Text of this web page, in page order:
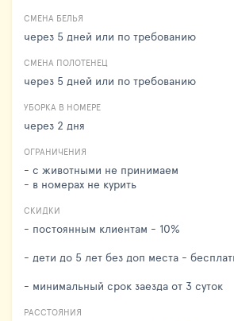
СМЕНА БЕЛЬЯ
через 5 дней или по требованию
СМЕНА ПОЛОТЕНЕЦ
через 5 дней или по требованию
УБОРКА В НОМЕРЕ
через 2 дня
ОГРАНИЧЕНИЯ
- с животными не принимаем
- в номерах не курить
СКИДКИ
- постоянным клиентам - 10%
- дети до 5 лет без доп места -
- минимальный срок заезда от 3 суток
РАССТОЯНИЯ